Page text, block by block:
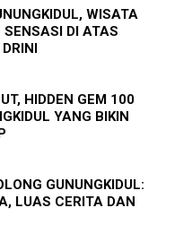
WISATA
DI ATAS
HIDDEN GEM 100
YANG BIKIN
GUNUNGKIDUL:
LUAS CERITA DAN